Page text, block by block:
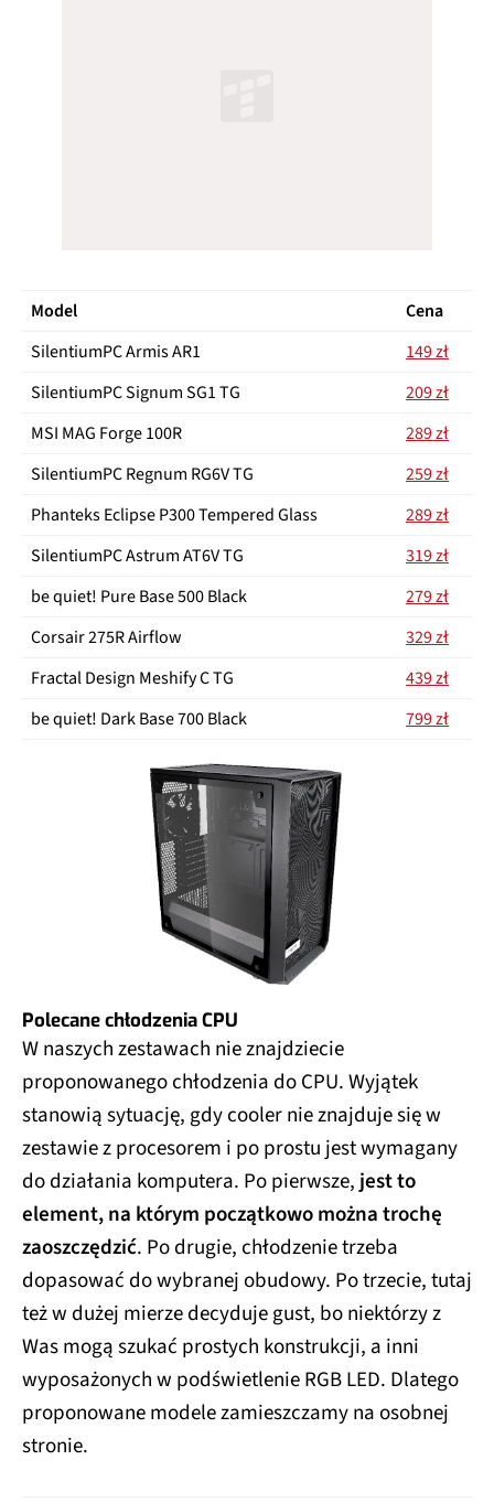
Model
Cena
SilentiumPC Armis AR1
149 zł
SilentiumPC Signum SG1 TG
209 zł
MSI MAG Forge 100R
289 zł
SilentiumPC Regnum RG6V TG
259 zł
Phanteks Eclipse P300 Tempered Glass
289 zł
SilentiumPC Astrum AT6V TG
319 zł
be quiet! Pure Base 500 Black
279 zł
Corsair 275R Airflow
329 zł
Fractal Design Meshify C TG
439 zł
be quiet! Dark Base 700 Black
799 zł
Polecane chłodzenia CPU
W naszych zestawach nie znajdziecie
proponowanego chłodzenia do CPU. Wyjątek
stanowią sytuację, gdy cooler nie znajduje się w
zestawie z procesorem i po prostu jest wymagany
do działania komputera. Po pierwsze, jest to
element, na którym początkowo można trochę
zaoszczędzić. Po drugie, chłodzenie trzeba
dopasować do wybranej obudowy. Po trzecie, tutaj
też w dużej mierze decyduje gust, bo niektórzy z
Was mogą szukać prostych konstrukcji, a inni
wyposażonych w podświetlenie RGB LED. Dlatego
proponowane modele zamieszczamy na osobnej
stronie.